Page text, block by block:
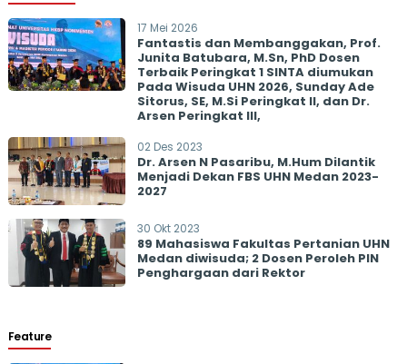
17 Mei 2026
Fantastis dan Membanggakan, Prof.
Junita Batubara, M.Sn, PhD Dosen
Terbaik Peringkat 1 SINTA diumukan
Pada Wisuda UHN 2026, Sunday Ade
Sitorus, SE, M.Si Peringkat II, dan Dr.
Arsen Peringkat III,
02 Des 2023
Dr. Arsen N Pasaribu, M.Hum Dilantik
Menjadi Dekan FBS UHN Medan 2023-
2027
30 Okt 2023
89 Mahasiswa Fakultas Pertanian UHN
Medan diwisuda; 2 Dosen Peroleh PIN
Penghargaan dari Rektor
Feature